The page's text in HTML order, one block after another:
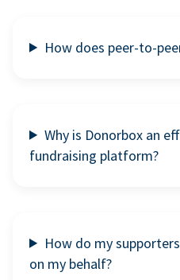
How does peer-to-
Why is Donorbox an
fundraising platform?
How do my
on my behalf?